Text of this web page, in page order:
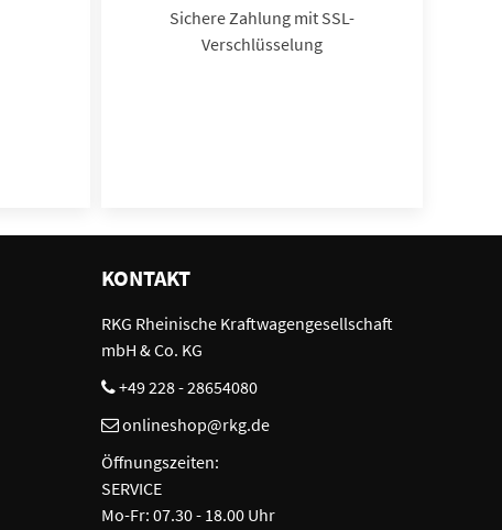
Sichere Zahlung mit SSL-
Verschlüsselung
KONTAKT
RKG Rheinische Kraftwagengesellschaft
mbH & Co. KG
+49 228 - 28654080
onlineshop@rkg.de
Öffnungszeiten:
SERVICE
Mo-Fr: 07.30 - 18.00 Uhr